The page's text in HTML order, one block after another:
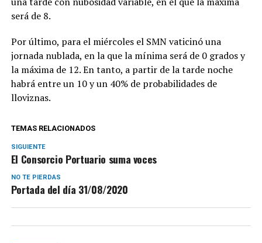
será de 8.
Por último, para el miércoles el SMN vaticinó una
jornada nublada, en la que la mínima será de 0 grados y
la máxima de 12. En tanto, a partir de la tarde noche
habrá entre un 10 y un 40% de probabilidades de
lloviznas.
TEMAS RELACIONADOS
SIGUIENTE
El Consorcio Portuario suma voces
NO TE PIERDAS
Portada del día 31/08/2020